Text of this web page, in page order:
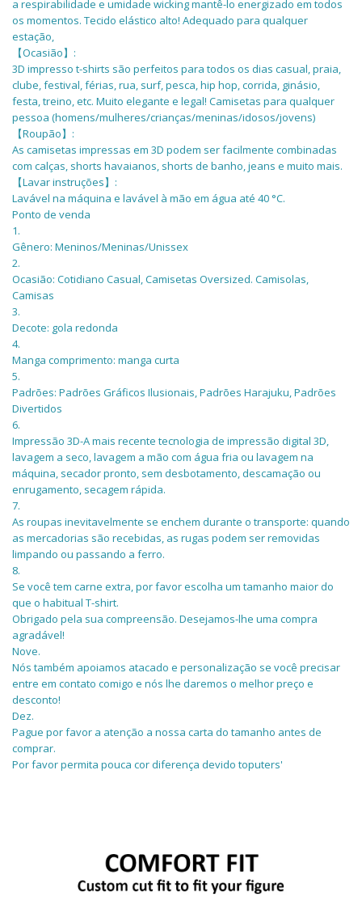
a respirabilidade e umidade wicking mantê-lo energizado em todos
os momentos. Tecido elástico alto! Adequado para qualquer
estação,
【Ocasião】:
3D impresso t-shirts são perfeitos para todos os dias casual, praia,
clube, festival, férias, rua, surf, pesca, hip hop, corrida, ginásio,
festa, treino, etc. Muito elegante e legal! Camisetas para qualquer
pessoa (homens/mulheres/crianças/meninas/idosos/jovens)
【Roupão】:
As camisetas impressas em 3D podem ser facilmente combinadas
com calças, shorts havaianos, shorts de banho, jeans e muito mais.
【Lavar instruções】:
Lavável na máquina e lavável à mão em água até 40 °C.
Ponto de venda
1.
Gênero: Meninos/Meninas/Unissex
2.
Ocasião: Cotidiano Casual, Camisetas Oversized. Camisolas,
Camisas
3.
Decote: gola redonda
4.
Manga comprimento: manga curta
5.
Padrões: Padrões Gráficos Ilusionais, Padrões Harajuku, Padrões
Divertidos
6.
Impressão 3D-A mais recente tecnologia de impressão digital 3D,
lavagem a seco, lavagem a mão com água fria ou lavagem na
máquina, secador pronto, sem desbotamento, descamação ou
enrugamento, secagem rápida.
7.
As roupas inevitavelmente se enchem durante o transporte: quando
as mercadorias são recebidas, as rugas podem ser removidas
limpando ou passando a ferro.
8.
Se você tem carne extra, por favor escolha um tamanho maior do
que o habitual T-shirt.
Obrigado pela sua compreensão. Desejamos-lhe uma compra
agradável!
Nove.
Nós também apoiamos atacado e personalização se você precisar
entre em contato comigo e nós lhe daremos o melhor preço e
desconto!
Dez.
Pague por favor a atenção a nossa carta do tamanho antes de
comprar.
Por favor permita pouca cor diferença devido toputers'